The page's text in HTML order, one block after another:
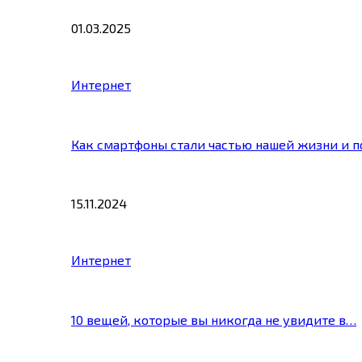
01.03.2025
Интернет
Как смартфоны стали частью нашей жизни и
15.11.2024
Интернет
10 вещей, которые вы никогда не увидите в…